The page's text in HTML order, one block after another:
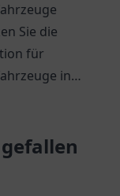
Sie die
für
in
Auto-Fahrer!